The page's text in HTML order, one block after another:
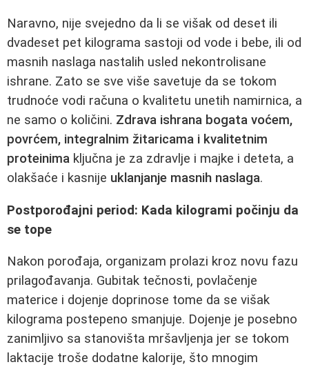
Naravno, nije svejedno da li se višak od deset ili
dvadeset pet kilograma sastoji od vode i bebe, ili od
masnih naslaga nastalih usled nekontrolisane
ishrane. Zato se sve više savetuje da se tokom
trudnoće vodi računa o kvalitetu unetih namirnica, a
ne samo o količini. Zdrava ishrana bogata voćem,
povrćem, integralnim žitaricama i kvalitetnim
proteinima ključna je za zdravlje i majke i deteta, a
olakšaće i kasnije uklanjanje masnih naslaga.
Postporođajni period: Kada kilogrami počinju da
se tope
Nakon porođaja, organizam prolazi kroz novu fazu
prilagođavanja. Gubitak tečnosti, povlačenje
materice i dojenje doprinose tome da se višak
kilograma postepeno smanjuje. Dojenje je posebno
zanimljivo sa stanovišta mršavljenja jer se tokom
laktacije troše dodatne kalorije, što mnogim